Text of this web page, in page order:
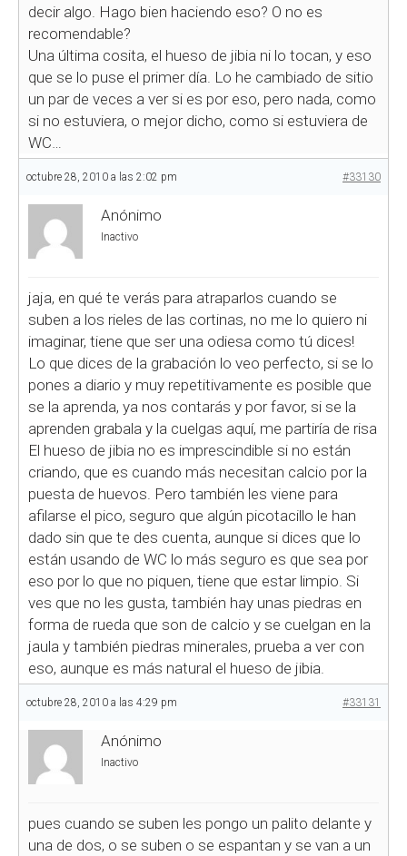
decir algo. Hago bien haciendo eso? O no es
recomendable?
Una última cosita, el hueso de jibia ni lo tocan, y eso
que se lo puse el primer día. Lo he cambiado de sitio
un par de veces a ver si es por eso, pero nada, como
si no estuviera, o mejor dicho, como si estuviera de
WC…
octubre 28, 2010 a las 2:02 pm #33130
Anónimo
Inactivo
jaja, en qué te verás para atraparlos cuando se
suben a los rieles de las cortinas, no me lo quiero ni
imaginar, tiene que ser una odiesa como tú dices!
Lo que dices de la grabación lo veo perfecto, si se lo
pones a diario y muy repetitivamente es posible que
se la aprenda, ya nos contarás y por favor, si se la
aprenden grabala y la cuelgas aquí, me partiría de risa
El hueso de jibia no es imprescindible si no están
criando, que es cuando más necesitan calcio por la
puesta de huevos. Pero también les viene para
afilarse el pico, seguro que algún picotacillo le han
dado sin que te des cuenta, aunque si dices que lo
están usando de WC lo más seguro es que sea por
eso por lo que no piquen, tiene que estar limpio. Si
ves que no les gusta, también hay unas piedras en
forma de rueda que son de calcio y se cuelgan en la
jaula y también piedras minerales, prueba a ver con
eso, aunque es más natural el hueso de jibia.
octubre 28, 2010 a las 4:29 pm #33131
Anónimo
Inactivo
pues cuando se suben les pongo un palito delante y
una de dos, o se suben o se espantan y se van a un